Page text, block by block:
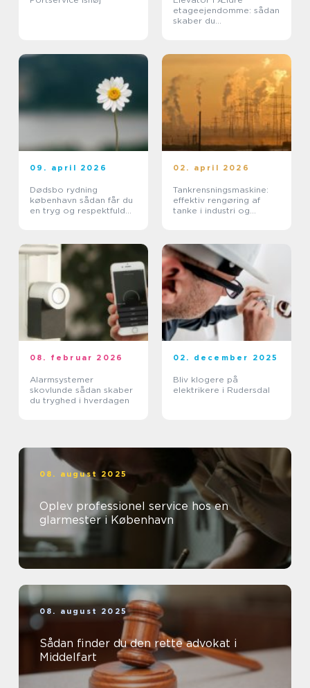
etageejendomme: sådan
skaber du
09. april 2026
Dødsbo rydning
københavn sådan får du
en tryg og respektfuld
02. april 2026
Tankrensningsmaskine:
effektiv rengøring af
tanke i industri og
08. februar 2026
Alarmsystemer
skovlunde sådan skaber
du tryghed i hverdagen
02. december 2025
Bliv klogere på
elektrikere i Rudersdal
08. august 2025
Oplev professionel service hos en
glarmester i København
08. august 2025
Sådan finder du den rette advokat i
Middelfart